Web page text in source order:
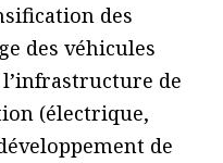
des
des véhicules
de
(électrique,
de